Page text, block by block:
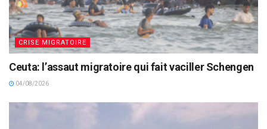
CRISE MIGRATOIRE
Ceuta: l’assaut migratoire qui fait vaciller Schengen
04/08/2026